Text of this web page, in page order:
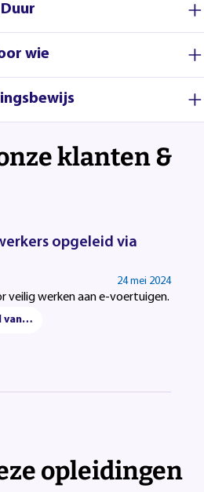
Duur
wie
klanten &
opgeleid via
24 mei 2024
veilig werken aan e-voertuigen.
van…
opleidingen